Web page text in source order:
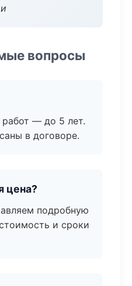
вопросы
— до 5 лет.
в договоре.
цена?
подробную
и сроки